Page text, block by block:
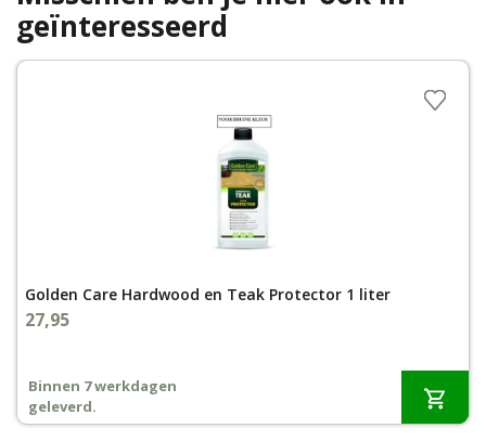
geïnteresseerd
Golden Care Hardwood en Teak Protector 1 liter
27,95
Binnen 7 werkdagen
geleverd.